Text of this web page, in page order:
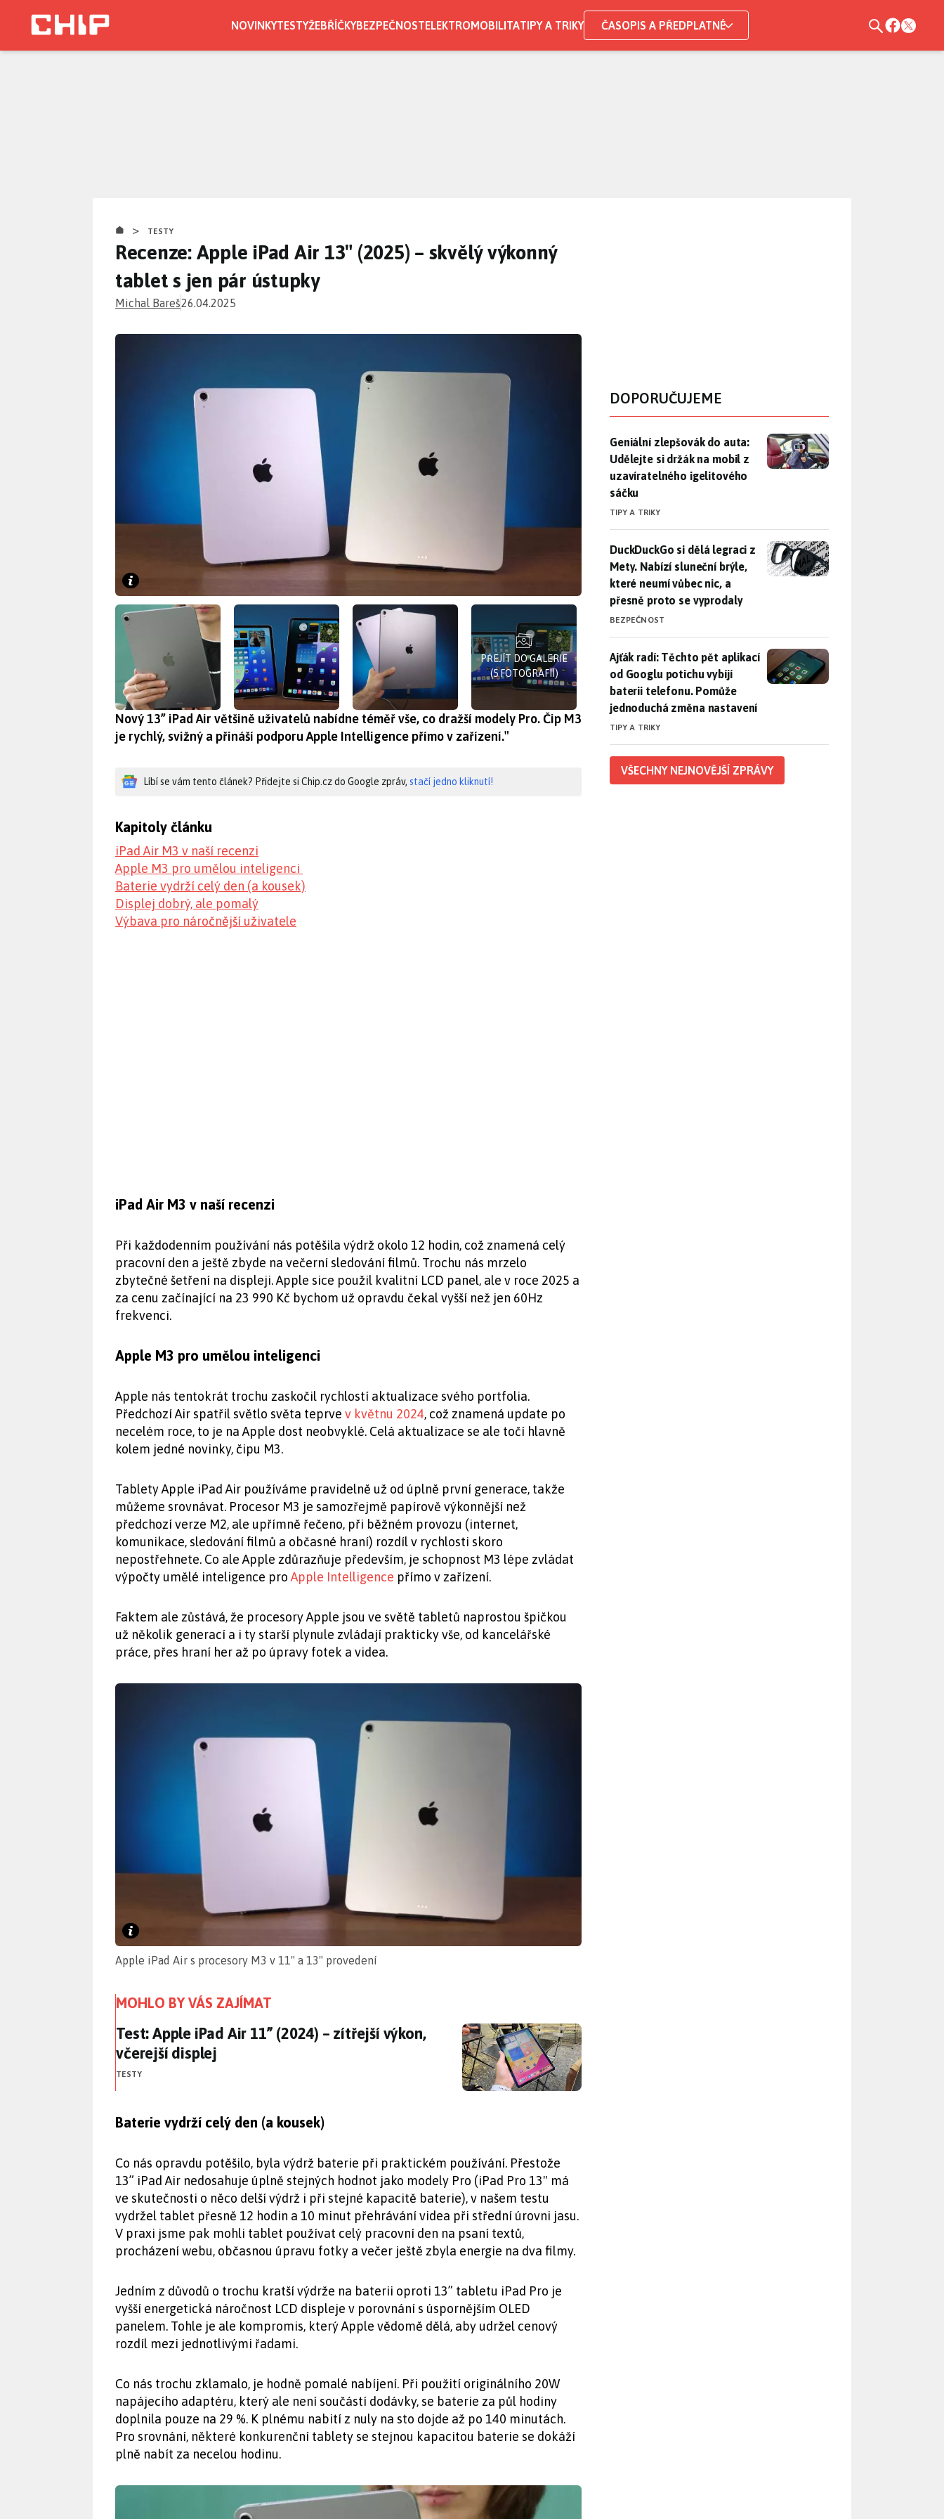
NOVINKYTESTYŽEBŘÍČKYBEZPEČNOSTELEKTROMOBILITATIPY A TRIKY ČASOPIS A PŘEDPLATNÉ
> TESTY
Recenze: Apple iPad Air 13″ (2025) – skvělý výkonný
tablet s jen pár ústupky
Michal Bareš26.04.2025
PŘEJÍT DO GALERIE
(5 FOTOGRAFIÍ)
Nový 13” iPad Air většině uživatelů nabídne téměř vše, co dražší modely Pro. Čip M3
je rychlý, svižný a přináší podporu Apple Intelligence přímo v zařízení.″
Líbí se vám tento článek? Přidejte si Chip.cz do Google zpráv, stačí jedno kliknutí!
Kapitoly článku
iPad Air M3 v naší recenzi
Apple M3 pro umělou inteligenci
Baterie vydrží celý den (a kousek)
Displej dobrý, ale pomalý
Výbava pro náročnější uživatele
iPad Air M3 v naší recenzi
Při každodenním používání nás potěšila výdrž okolo 12 hodin, což znamená celý
pracovní den a ještě zbyde na večerní sledování filmů. Trochu nás mrzelo
zbytečné šetření na displeji. Apple sice použil kvalitní LCD panel, ale v roce 2025 a
za cenu začínající na 23 990 Kč bychom už opravdu čekal vyšší než jen 60Hz
frekvenci.
Apple M3 pro umělou inteligenci
Apple nás tentokrát trochu zaskočil rychlostí aktualizace svého portfolia.
Předchozí Air spatřil světlo světa teprve v květnu 2024, což znamená update po
necelém roce, to je na Apple dost neobvyklé. Celá aktualizace se ale točí hlavně
kolem jedné novinky, čipu M3.
Tablety Apple iPad Air používáme pravidelně už od úplně první generace, takže
můžeme srovnávat. Procesor M3 je samozřejmě papírově výkonnější než
předchozí verze M2, ale upřímně řečeno, při běžném provozu (internet,
komunikace, sledování filmů a občasné hraní) rozdíl v rychlosti skoro
nepostřehnete. Co ale Apple zdůrazňuje především, je schopnost M3 lépe zvládat
výpočty umělé inteligence proApple Intelligence přímo v zařízení.
Faktem ale zůstává, že procesory Apple jsou ve světě tabletů naprostou špičkou
už několik generací a i ty starší plynule zvládají prakticky vše, od kancelářské
práce, přes hraní her až po úpravy fotek a videa.
Apple iPad Air s procesory M3 v 11" a 13" provedení
MOHLO BY VÁS ZAJÍMAT
Test: Apple iPad Air 11” (2024) – zítřejší výkon, včerejší displej
Test: Apple iPad Air 11” (2024) – zítřejší výkon,
včerejší displej
TESTY
Baterie vydrží celý den (a kousek)
Co nás opravdu potěšilo, byla výdrž baterie při praktickém používání. Přestože
13” iPad Air nedosahuje úplně stejných hodnot jako modely Pro (iPad Pro 13" má
ve skutečnosti o něco delší výdrž i při stejné kapacitě baterie), v našem testu
vydržel tablet přesně 12 hodin a 10 minut přehrávání videa při střední úrovni jasu.
V praxi jsme pak mohli tablet používat celý pracovní den na psaní textů,
procházení webu, občasnou úpravu fotky a večer ještě zbyla energie na dva filmy.
Jedním z důvodů o trochu kratší výdrže na baterii oproti 13” tabletu iPad Pro je
vyšší energetická náročnost LCD displeje v porovnání s úspornějším OLED
panelem. Tohle je ale kompromis, který Apple vědomě dělá, aby udržel cenový
rozdíl mezi jednotlivými řadami.
Co nás trochu zklamalo, je hodně pomalé nabíjení. Při použití originálního 20W
napájecího adaptéru, který ale není součástí dodávky, se baterie za půl hodiny
doplnila pouze na 29 %. K plnému nabití z nuly na sto dojde až po 140 minutách.
Pro srovnání, některé konkurenční tablety se stejnou kapacitou baterie se dokáží
plně nabít za necelou hodinu.
DOPORUČUJEME
Geniální zlepšovák do auta: Udělejte si držák na mobil z
Geniální zlepšovák do auta:
Udělejte si držák na mobil z
uzavíratelného igelitového
sáčku
TIPY A TRIKY
DuckDuckGo si dělá legraci z Mety. Nabízí sluneční brýle, které
DuckDuckGo si dělá legraci z
Mety. Nabízí sluneční brýle,
které neumí vůbec nic, a
přesně proto se vyprodaly
BEZPEČNOST
Ajťák radí: Těchto pět aplikací od Googlu potichu vybíjí baterii
Ajťák radí: Těchto pět aplikací
od Googlu potichu vybíjí
baterii telefonu. Pomůže
jednoduchá změna nastavení
TIPY A TRIKY
VŠECHNY NEJNOVĚJŠÍ ZPRÁVY